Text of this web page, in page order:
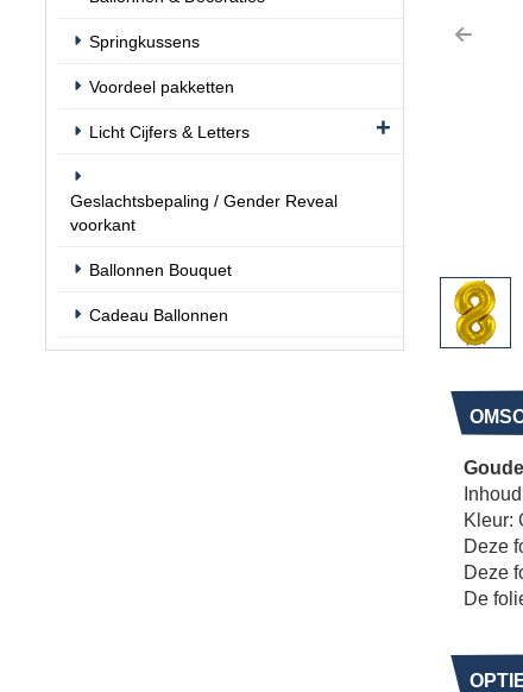
Springkussens
Voordeel pakketten
Licht Cijfers & Letters
Geslachtsbepaling / Gender Reveal
voorkant
Ballonnen Bouquet
Cadeau Ballonnen
Kleur:
Deze
Deze
De